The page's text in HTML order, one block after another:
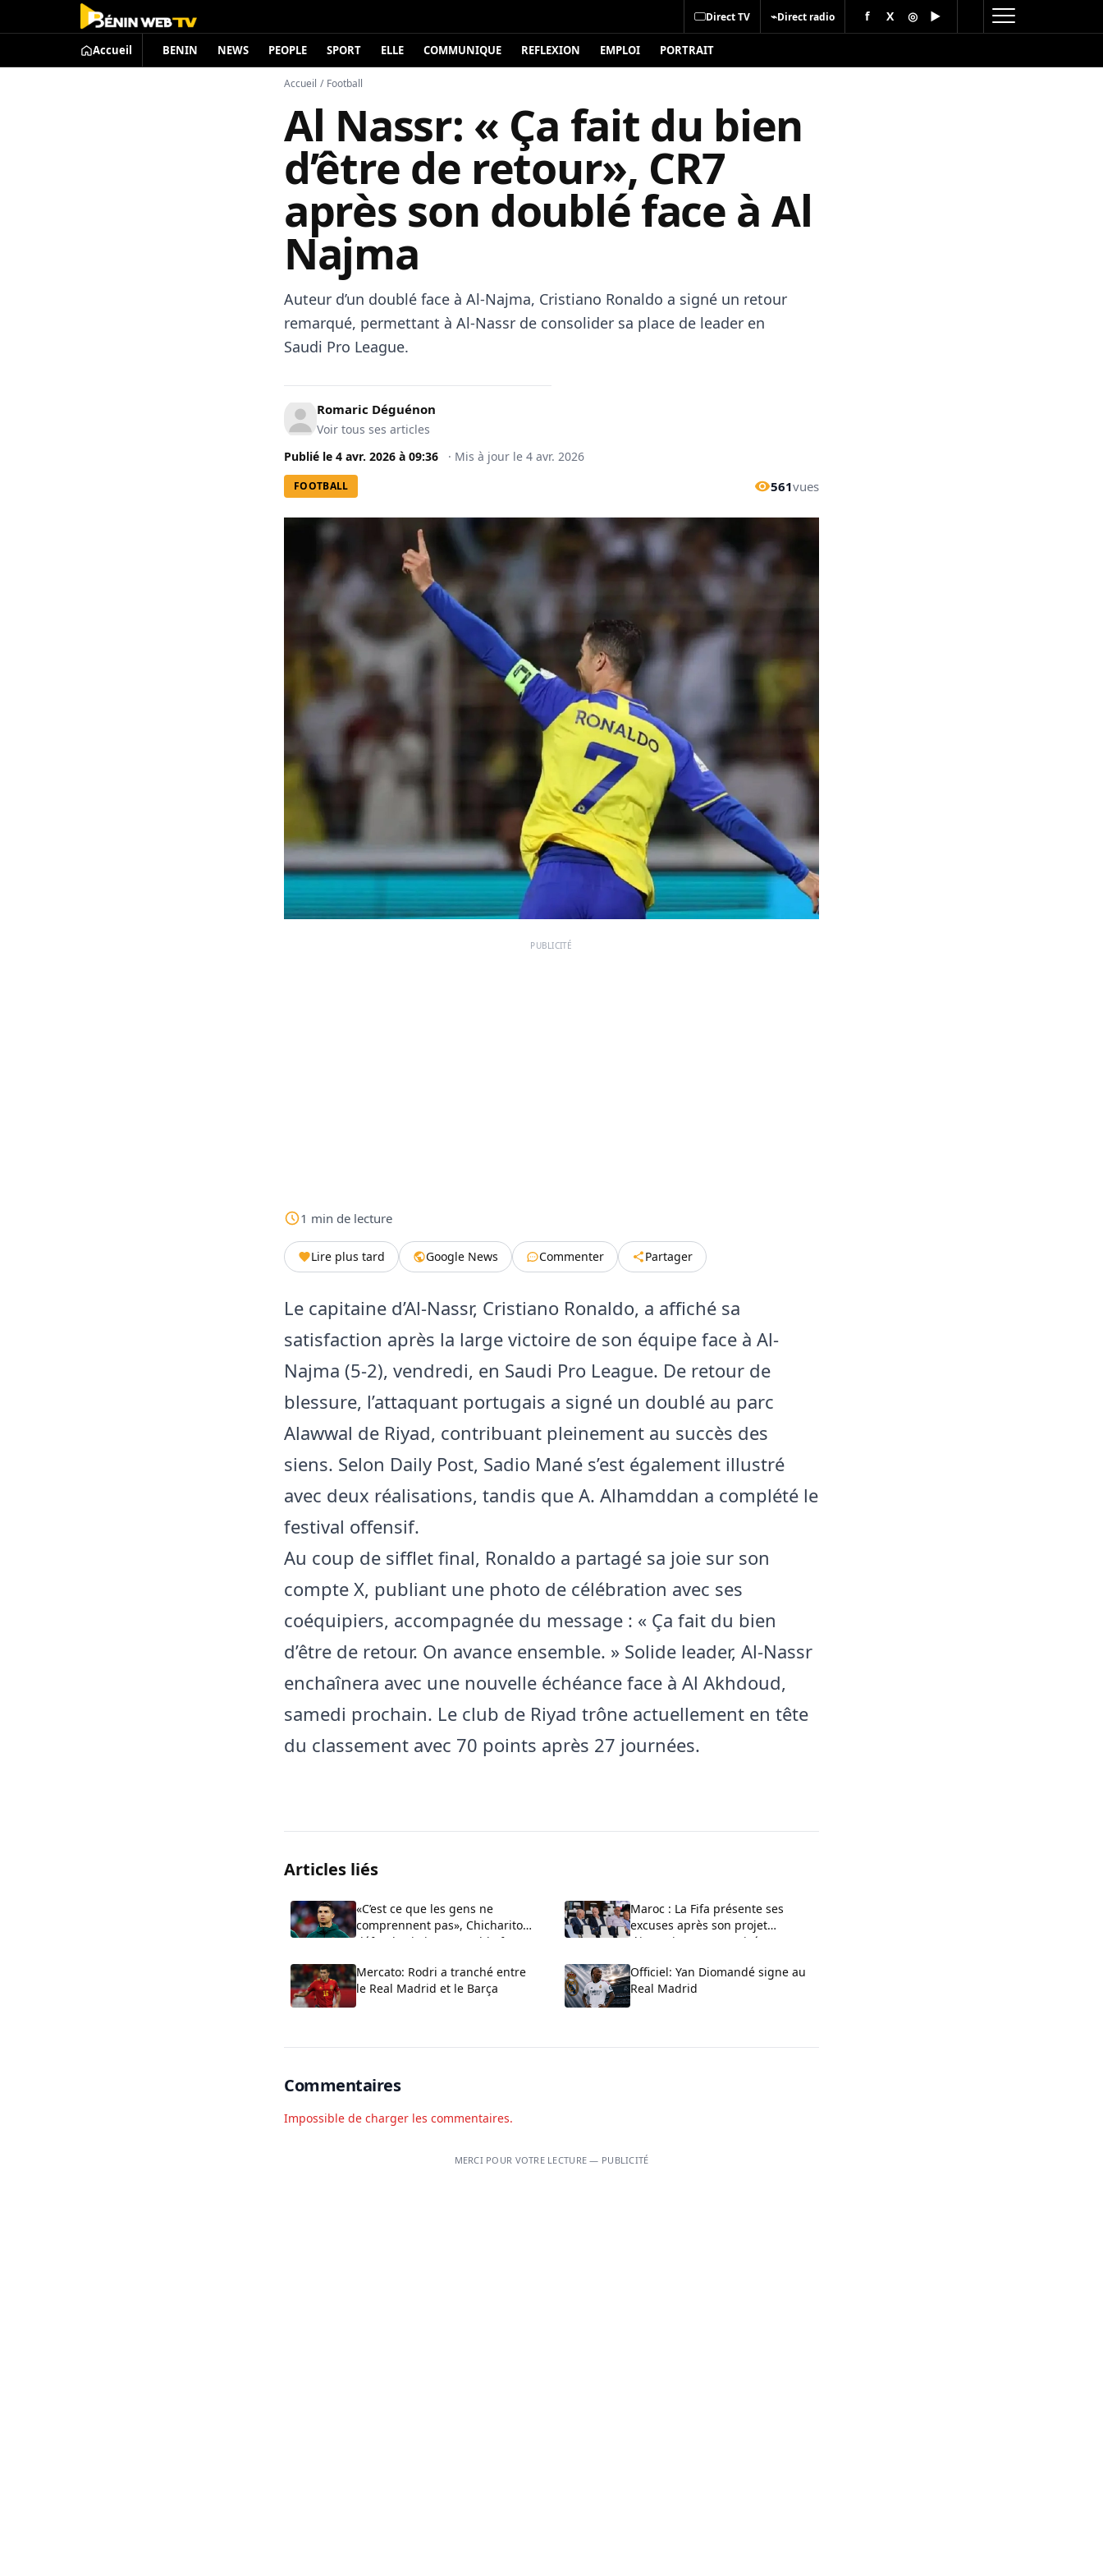
Direct TV ⌁Direct radio f X ◎ ▶
Accueil BENIN NEWS PEOPLE SPORT ELLE COMMUNIQUE REFLEXION EMPLOI PORTRAIT
Accueil / Football
Al Nassr: « Ça fait du bien
d’être de retour», CR7
après son doublé face à Al
Najma
Auteur d’un doublé face à Al-Najma, Cristiano Ronaldo a signé un retour
remarqué, permettant à Al-Nassr de consolider sa place de leader en
Saudi Pro League.
Romaric Déguénon
Voir tous ses articles
Publié le 4 avr. 2026 à 09:36 · Mis à jour le 4 avr. 2026
FOOTBALL 561vues
PUBLICITÉ
1 min de lecture
Lire plus tard Google News Commenter Partager
Le capitaine d’Al-Nassr, Cristiano Ronaldo, a affiché sa
satisfaction après la large victoire de son équipe face à Al-
Najma (5-2), vendredi, en Saudi Pro League. De retour de
blessure, l’attaquant portugais a signé un doublé au parc
Alawwal de Riyad, contribuant pleinement au succès des
siens. Selon Daily Post, Sadio Mané s’est également illustré
avec deux réalisations, tandis que A. Alhamddan a complété le
festival offensif.
Au coup de sifflet final, Ronaldo a partagé sa joie sur son
compte X, publiant une photo de célébration avec ses
coéquipiers, accompagnée du message : « Ça fait du bien
d’être de retour. On avance ensemble. » Solide leader, Al-Nassr
enchaînera avec une nouvelle échéance face à Al Akhdoud,
samedi prochain. Le club de Riyad trône actuellement en tête
du classement avec 70 points après 27 journées.
Articles liés
«C’est ce que les gens ne
comprennent pas», Chicharito
défend Cristiano Ronaldo face
Maroc : La Fifa présente ses
excuses après son projet
d’investissements privés et
Mercato: Rodri a tranché entre
le Real Madrid et le Barça
Officiel: Yan Diomandé signe au
Real Madrid
Commentaires
Impossible de charger les commentaires.
MERCI POUR VOTRE LECTURE — PUBLICITÉ